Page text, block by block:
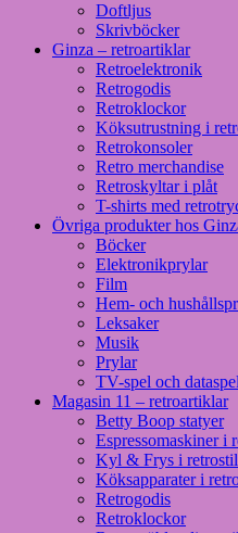
Doftljus
Skrivböcker
Ginza – retroartiklar
Retroelektronik
Retrogodis
Retroklockor
Köksutrustning i
Retrokonsoler
Retro merchandise
Retroskyltar i plåt
T-shirts med
Övriga produkter hos
Böcker
Elektronikprylar
Film
Hem- och
Leksaker
Musik
Prylar
TV-spel och dataspel
Magasin 11 – retroartiklar
Betty Boop statyer
Espressomaskiner i
Kyl & Frys i retrostil
Köksapparater i
Retrogodis
Retroklockor